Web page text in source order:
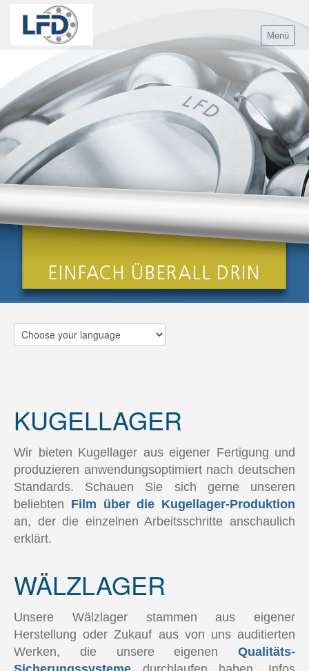
Menü
Home
Produkte
LFD Gruppe
Anwendungen
Service
Kontakt
KUGELLAGER
Wir bieten Kugellager aus eigener Fertigung und
produzieren anwendungsoptimiert nach deutschen
Standards. Schauen Sie sich gerne unseren
beliebten Film über die Kugellager-Produktion
an, der die einzelnen Arbeitsschritte anschaulich
erklärt.
WÄLZLAGER
Unsere Wälzlager stammen aus eigener
Herstellung oder Zukauf aus von uns auditierten
Werken, die unsere eigenen Qualitäts-